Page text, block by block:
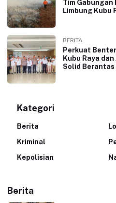
Tim Gabungan
Limbung Kubu
BERITA
Perkuat
Kubu Raya
Solid
Kategori
Berita
Kriminal
Kepolisian
Berita